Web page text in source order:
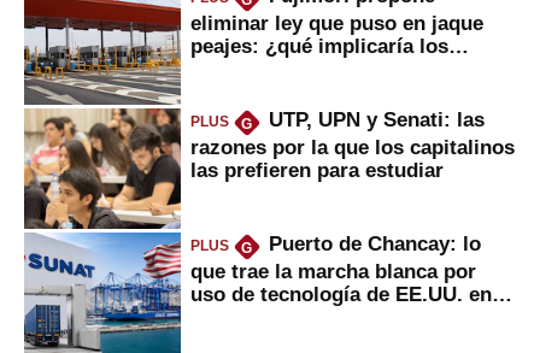
eliminar ley que puso en jaque
peajes: ¿qué implicaría los
PLUS G
UTP, UPN y Senati: las
razones por la que los capitalinos
las prefieren para estudiar
PLUS G
Puerto de Chancay: lo
que trae la marcha blanca por
uso de tecnología de EE.UU. en